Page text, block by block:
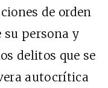
de orden
su persona y
delitos que se
autocrítica